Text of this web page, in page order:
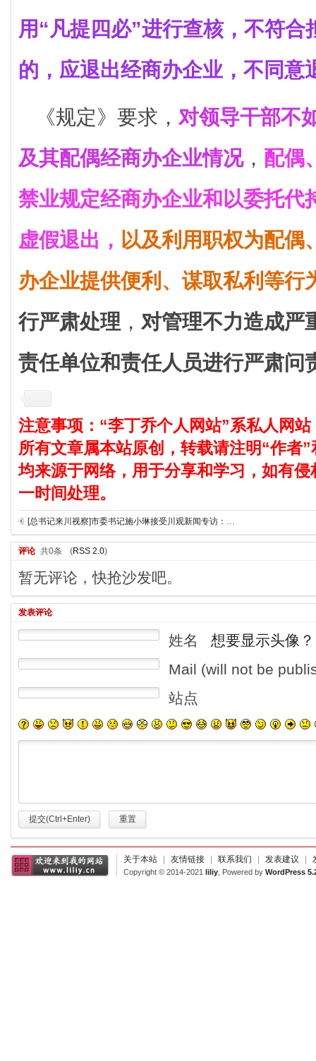
用“凡提四必”进行查核，不符合
的，应退出经商办企业，不同意
《规定》要求， 对领导干部不
及其配偶经商办企业情况， 配偶
禁业规定经商办企业和以委托代
虚假退出， 以及利用职权为配偶
办企业提供便利、谋取私利等行
行严肃处理 ， 对管理不力造成严
责任单位和责任人员进行严肃问
注意事项：“李丁乔个人网站”系私人网
所有文章属本站原创，转载请注明“作者
均来源于网络，用于分享和学习，如有
一时间处理。
[总书记来川视察]市委书记施小琳接受川观新闻专访：牢记嘱托砥砺奋进，为推动新时代治蜀兴川再上新台阶贡献更多成都力量
评论 共0条 (RSS 2.0)
暂无评论，快抢沙发吧。
发表评论
姓名
想要显示头像？
Mail (will not be
站点
提交(Ctrl+Enter) 重置
关于本站 友情链接 联系我们 发表建议
Copyright © 2014-2021 liliy , Powered by WordPress